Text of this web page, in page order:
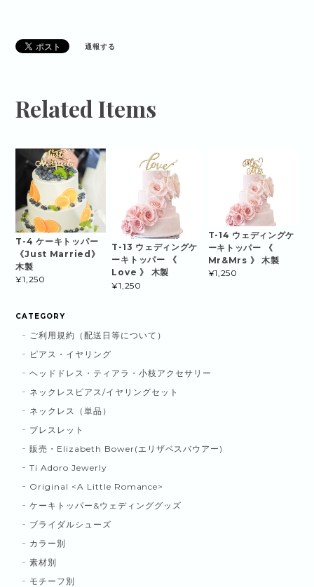
通報する
Related Items
T-4 ケーキトッパー
《Just Married》
木製
¥1,250
T-13 ウェディングケ
ーキトッパー 《
Love 》 木製
¥1,250
T-14 ウェディングケ
ーキトッパー 《
Mr&Mrs 》 木製
¥1,250
CATEGORY
ご利用規約（配送日等について）
ピアス・イヤリング
ヘッドドレス・ティアラ・小枝アクセサリー
ネックレスピアス/イヤリングセット
ネックレス（単品）
ブレスレット
販売・Elizabeth Bower(エリザベスバウアー)
Ti Adoro Jewerly
Original <A Little Romance>
ケーキトッパー&ウェディンググッズ
ブライダルシューズ
カラー別
素材別
モチーフ別